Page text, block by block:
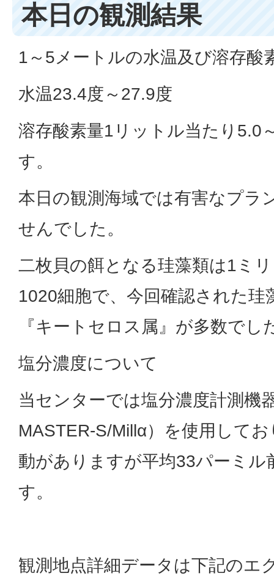
本日の観測結果
1～5メートルの水温及び溶存酸
水温23.4度～27.9度
溶存酸素量1リットル当たり5.0
す。
本日の観測海域では有害なプラ
せんでした。
二枚貝の餌となる珪藻類は1ミ
1020細胞で、今回確認された
『キートセロス属』が多数でし
塩分濃度について
当センターでは塩分濃度計測機
MASTER-S/Millα）を使用して
動がありますが平均33パーミル
す。
観測地点詳細データは下記のエ